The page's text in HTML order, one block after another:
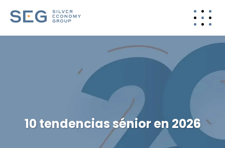
10 tendencias sénior en 2026